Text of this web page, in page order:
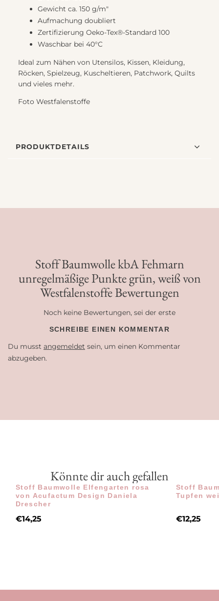
Gewicht ca. 150 g/m"
Aufmachung doubliert
Zertifizierung Oeko-Tex®-Standard 100
Waschbar bei 40°C
Ideal zum Nähen von Utensilos, Kissen, Kleidung,
Röcken, Spielzeug, Kuscheltieren, Patchwork, Quilts
und vieles mehr.
Foto Westfalenstoffe
PRODUKTDETAILS
Stoff Baumwolle kbA Fehmarn
unregelmäßige Punkte grün, weiß von
Westfalenstoffe Bewertungen
Noch keine Bewertungen, sei der erste
SCHREIBE EINEN KOMMENTAR
Du musst angemeldet sein, um einen Kommentar
abzugeben.
Könnte dir auch gefallen
Stoff Baumwolle Elfengarten rosa
von Acufactum Design Daniela
Drescher
€14,25
Stoff
Tupfen
€12,25